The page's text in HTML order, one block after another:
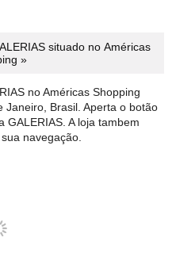
situado no Américas
»
no Américas Shopping
Janeiro, Brasil. Aperta o botão
A loja tambem
navegação.